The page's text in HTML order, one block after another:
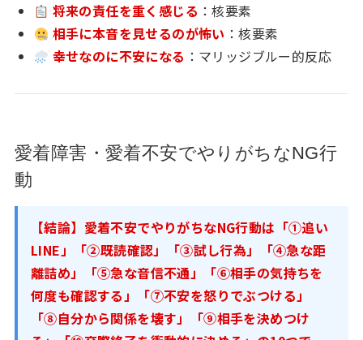
将来の責任を重く感じる ：核要素
相手に本音を見せるのが怖い ：核要素
幸せなのに不安になる ：マリッジブルー的反応
愛着障害・愛着不安でやりがちなNG行
動
【結論】愛着不安でやりがちなNG行動は「①追い
LINE」「②既読確認」「③試し行為」「④急な距
離詰め」「⑤急な音信不通」「⑥相手の気持ちを
何度も確認する」「⑦不安を怒りでぶつける」
「⑧自分から関係を壊す」「⑨相手を決めつけ